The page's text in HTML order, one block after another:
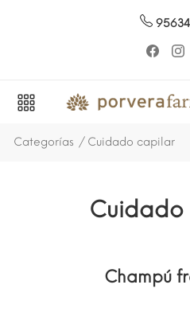
Categorías Cuidado capilar
Champú